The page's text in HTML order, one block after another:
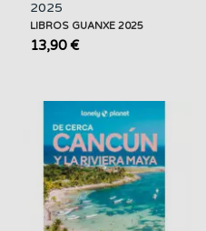
2025
LIBROS GUANXE 2025
13,90 €